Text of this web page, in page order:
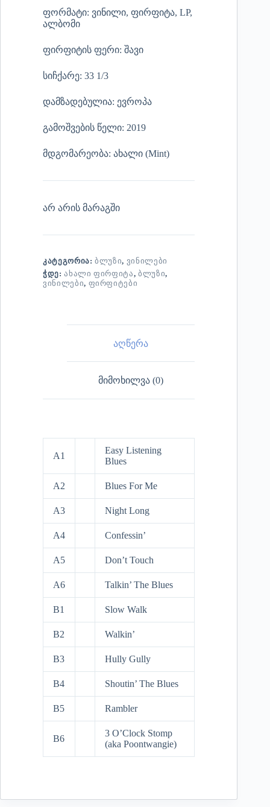
ფორმატი: ვინილი, ფირფიტა, LP,
ალბომი
ფირფიტის ფერი: შავი
სიჩქარე: 33 1/3
დამზადებულია: ევროპა
გამოშვების წელი: 2019
მდგომარეობა: ახალი (Mint)
არ არის მარაგში
ᲙᲐᲢᲔᲒᲝᲠᲘᲐ:ᲑᲚᲣᲖᲘ, ᲕᲘᲜᲘᲚᲔᲑᲘ
ᲭᲓᲔ:ᲐᲮᲐᲚᲘ ᲤᲘᲠᲤᲘᲢᲐ,ᲑᲚᲣᲖᲘ,
ᲕᲘᲜᲘᲚᲔᲑᲘ, ᲤᲘᲠᲤᲘᲢᲔᲑᲘ
აღწერა
მიმოხილვა (0)
A1
Easy Listening
Blues
A2 Blues For Me
A3 Night Long
A4 Confessin’
A5 Don’t Touch
A6 Talkin’ The Blues
B1 Slow Walk
B2 Walkin’
B3 Hully Gully
B4 Shoutin’ The Blues
B5 Rambler
B6
3 O’Clock Stomp
(aka Poontwangie)